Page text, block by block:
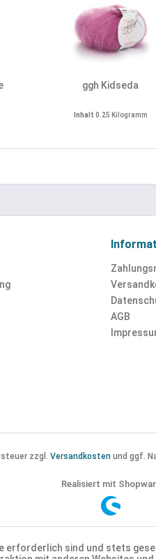
ggh Kidseda
Inhalt 0.25 Kilogramm
AGB
zzgl. Versandkosten und ggf.
Realisiert mit
erforderlich sind und stets